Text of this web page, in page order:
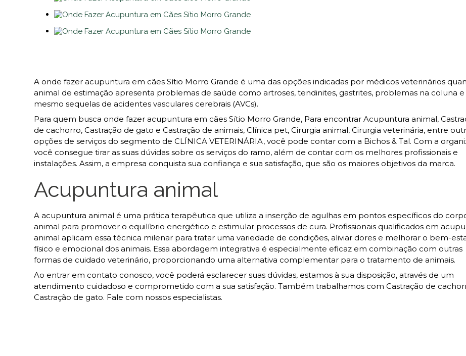
A onde fazer acupuntura em cães Sítio Morro Grande é uma das opções indicadas por médicos veterinários
animal de estimação apresenta problemas de saúde como artroses, tendinites, gastrites, problemas na coluna e
mesmo sequelas de acidentes vasculares cerebrais (AVCs).
Para quem busca onde fazer acupuntura em cães Sítio Morro Grande, Para encontrar Acupuntura animal,
de cachorro, Castração de gato e Castração de animais, Clínica pet, Cirurgia animal, Cirurgia veterinária, entre
opções de serviços do segmento de CLÍNICA VETERINÁRIA, você pode contar com a Bichos & Tal. Com a
você consegue tirar as suas dúvidas sobre os serviços do ramo, além de contar com os melhores profissionais e
instalações. Assim, a empresa conquista sua confiança e sua satisfação, que são os maiores objetivos da marca.
Acupuntura animal
A acupuntura animal é uma prática terapêutica que utiliza a inserção de agulhas em pontos específicos do
animal para promover o equilíbrio energético e estimular processos de cura. Profissionais qualificados em
animal aplicam essa técnica milenar para tratar uma variedade de condições, aliviar dores e melhorar o bem-
físico e emocional dos animais. Essa abordagem integrativa é especialmente eficaz em combinação com outras
formas de cuidado veterinário, proporcionando uma alternativa complementar para o tratamento de animais.
Ao entrar em contato conosco, você poderá esclarecer suas dúvidas, estamos à sua disposição, através de um
atendimento cuidadoso e comprometido com a sua satisfação. Também trabalhamos com Castração de
Castração de gato. Fale com nossos especialistas.